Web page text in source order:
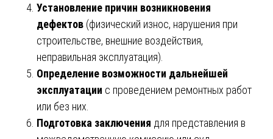
Установление причин возникновения
дефектов (физический износ, нарушения при
строительстве, внешние воздействия,
неправильная эксплуатация).
Определение возможности дальнейшей
эксплуатации с проведением ремонтных работ
или без них.
Подготовка заключения для представления в